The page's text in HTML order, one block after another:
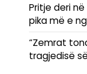
Pritje deri
pika më e
“Zemrat
tragjedisë